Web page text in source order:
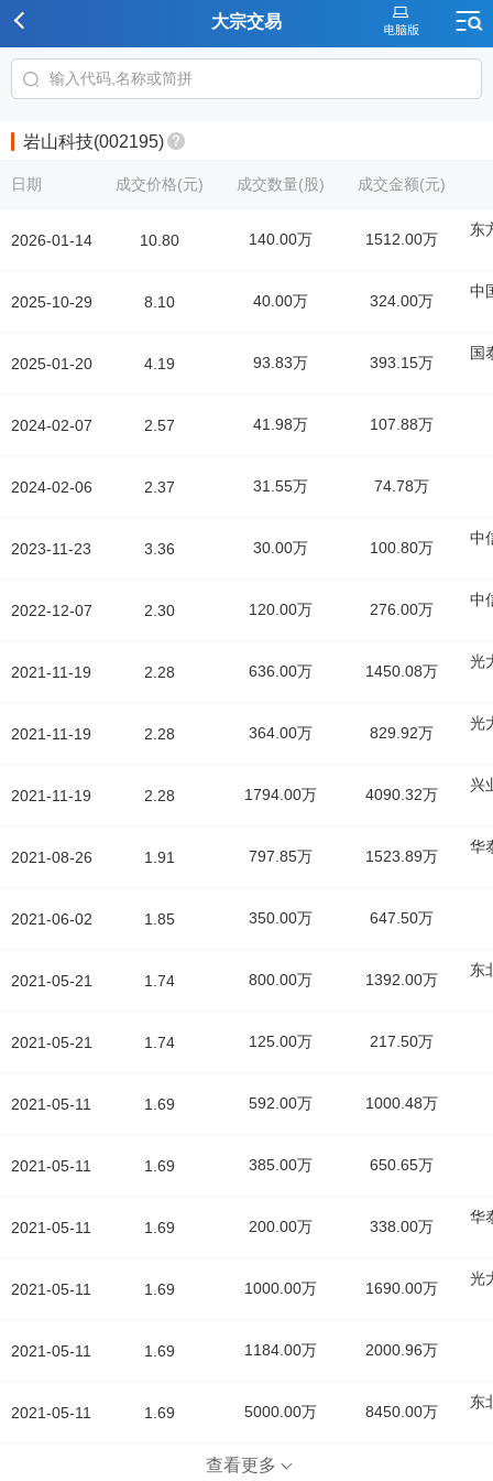
大宗交易
岩山科技(002195)
日期
2026-01-14
2025-10-29
2025-01-20
2024-02-07
2024-02-06
2023-11-23
2022-12-07
2021-11-19
2021-11-19
2021-11-19
2021-08-26
2021-06-02
2021-05-21
2021-05-21
2021-05-11
2021-05-11
2021-05-11
2021-05-11
2021-05-11
2021-05-11
成交价格(元) 成交数量(股) 成交金额(元)
10.80 140.00万 1512.00万
东
8.10 40.00万 324.00万
中
4.19 93.83万 393.15万
国
2.57 41.98万 107.88万
2.37 31.55万 74.78万
3.36 30.00万 100.80万
中
2.30 120.00万 276.00万
中
2.28 636.00万 1450.08万
光
2.28 364.00万 829.92万
光
2.28 1794.00万 4090.32万
兴
1.91 797.85万 1523.89万
华
1.85 350.00万 647.50万
1.74 800.00万 1392.00万
东
1.74 125.00万 217.50万
1.69 592.00万 1000.48万
1.69 385.00万 650.65万
1.69 200.00万 338.00万
华
1.69 1000.00万 1690.00万
光
1.69 1184.00万 2000.96万
1.69 5000.00万 8450.00万
东
查看更多